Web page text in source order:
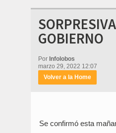
GOBIERNO
Por Infolobos
marzo 29, 2022 12:07
Volver a la Home
Se confirmó esta